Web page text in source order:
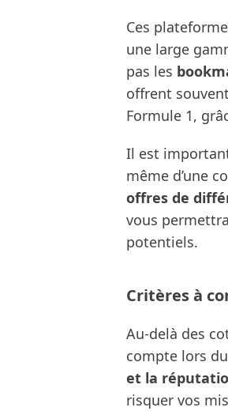
Ces
une large
pas les
offrent
Formule 1,
Il est
même d’une
offres de
vous
potentiels.
Critères à
Au-delà des
compte lors
et la
risquer vos